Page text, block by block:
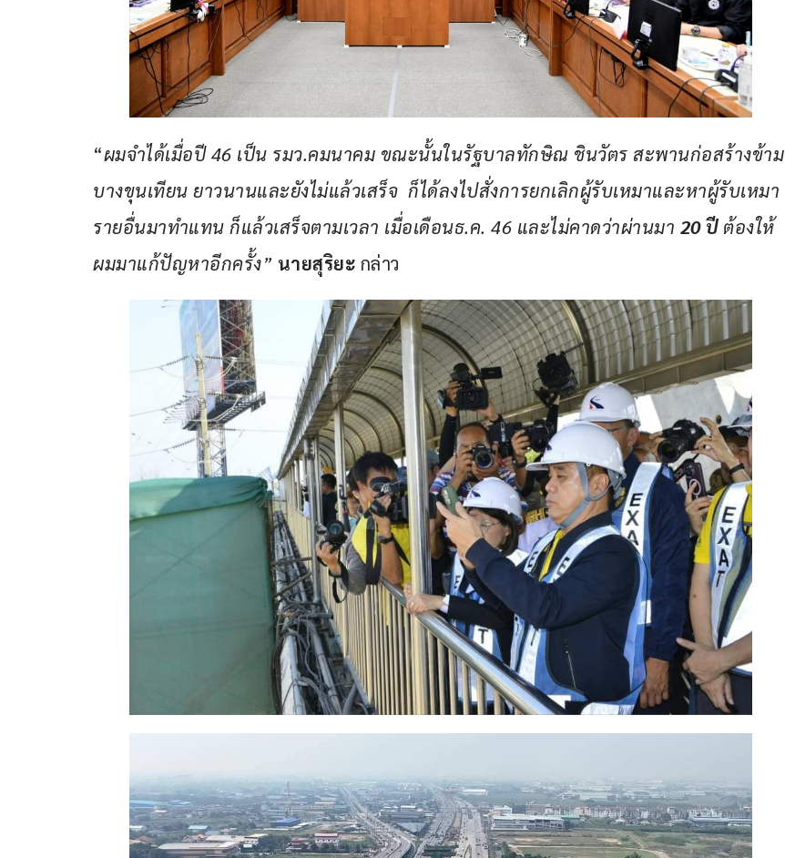
“ผมจำได้เมื่อปี 46 เป็น รมว.คมนาคม ขณะนั้นในรัฐบาลทักษิณ ชินวัตร สะพานก่อสร้างข้าม
บางขุนเทียน ยาวนานและยังไม่แล้วเสร็จ  ก็ได้ลงไปสั่งการยกเลิกผู้รับเหมาและหาผู้รับเหมา
รายอื่นมาทำแทน ก็แล้วเสร็จตามเวลา เมื่อเดือนธ.ค. 46 และไม่คาดว่าผ่านมา 20 ปี ต้องให้
ผมมาแก้ปัญหาอีกครั้ง” นายสุริยะ กล่าว